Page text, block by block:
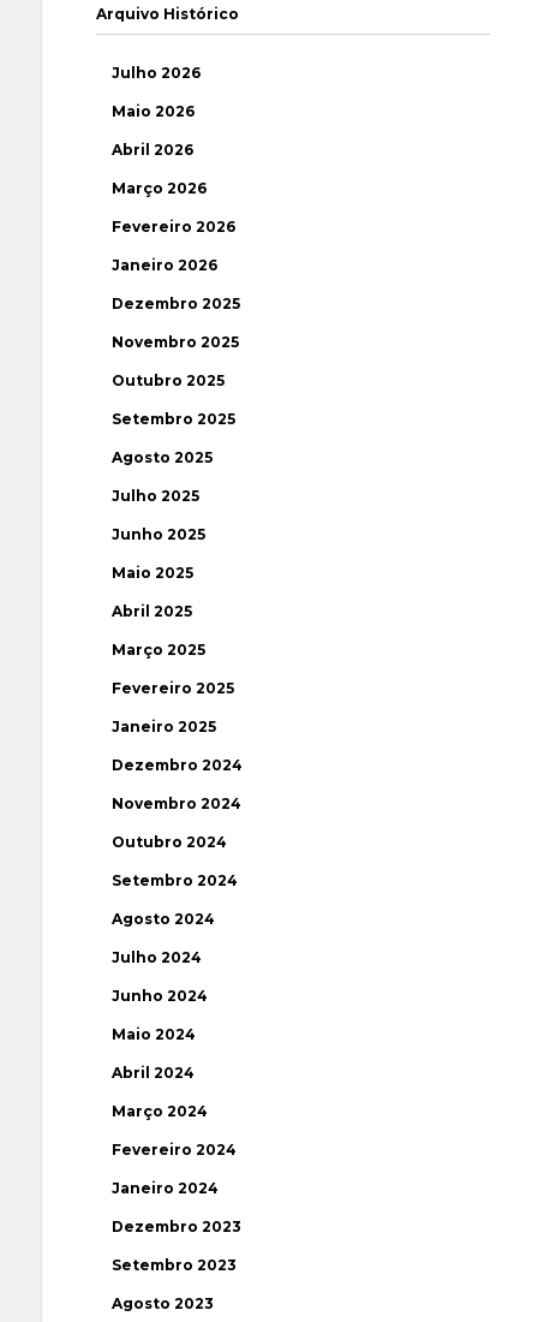
Arquivo Histórico
Julho 2026
Maio 2026
Abril 2026
Março 2026
Fevereiro 2026
Janeiro 2026
Dezembro 2025
Novembro 2025
Outubro 2025
Setembro 2025
Agosto 2025
Julho 2025
Junho 2025
Maio 2025
Abril 2025
Março 2025
Fevereiro 2025
Janeiro 2025
Dezembro 2024
Novembro 2024
Outubro 2024
Setembro 2024
Agosto 2024
Julho 2024
Junho 2024
Maio 2024
Abril 2024
Março 2024
Fevereiro 2024
Janeiro 2024
Dezembro 2023
Setembro 2023
Agosto 2023